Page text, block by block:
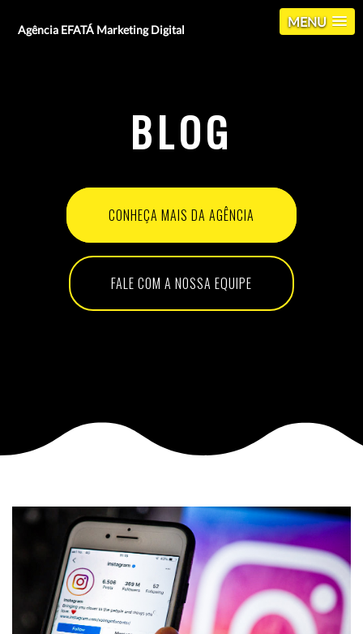
Agência EFATÁ Marketing Digital
MENU
BLOG
CONHEÇA MAIS DA AGÊNCIA
FALE COM A NOSSA EQUIPE